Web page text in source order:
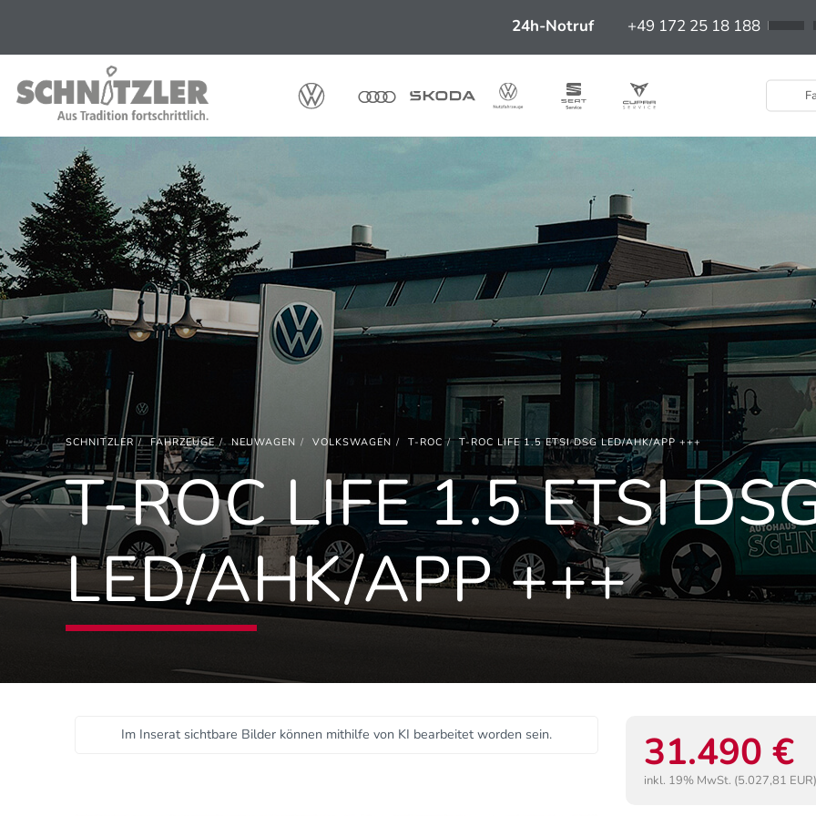
24h-Notruf +49 172 25 18 188
SCHNITZLER FAHRZEUGE NEUWAGEN VOLKSWAGEN T-ROC T-ROC LIFE 1.5 ETSI DSG LED/AHK/APP +++
T-ROC LIFE 1.5 ETSI
LED/AHK/APP +++
Im Inserat sichtbare Bilder können mithilfe von KI bearbeitet worden sein. 31.490 €
inkl. 19% MwSt. (5.027,81 EUR)